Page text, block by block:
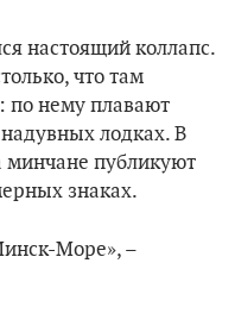
настоящий коллапс.
что там
по нему плавают
лодках. В
минчане публикуют
знаках.
Море», –